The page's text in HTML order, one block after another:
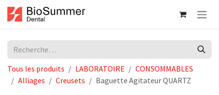
Se rendre au contenu
Tous les produits LABORATOIRE
CONSOMMABLES
Alliages
Creusets Baguette Agitateur QUARTZ